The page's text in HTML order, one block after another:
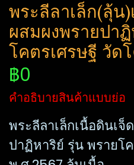
พระลีลาเล็ก(ลุ้น
ผสมผงพรายปา
โคตร​เศรษฐี​ วัด​
฿0
คำอธิบายสินค้าแบบย่อ
พระลีลาเล็กเนื้อดินเ
ปาฏิหาริย์​ รุ่น พรา​ยโ